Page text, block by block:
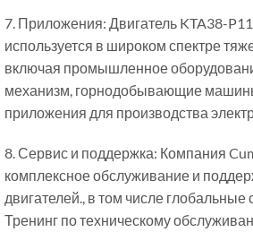
7. Приложения: Двигатель KTA38-
используется в широком спектре
включая промышленное
механизм, горнодобывающие
приложения для производства
8. Сервис и поддержка: Компания
комплексное обслуживание и
двигателей., в том числе глобальные
Тренинг по техническому